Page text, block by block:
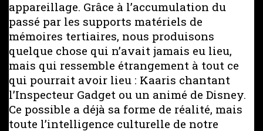
appareillage. Grâce à l’accumulation du
passé par les supports matériels de
mémoires tertiaires, nous produisons
quelque chose qui n’avait jamais eu lieu,
mais qui ressemble étrangement à tout ce
qui pourrait avoir lieu : Kaaris chantant
l’Inspecteur Gadget ou un animé de Disney.
Ce possible a déjà sa forme de réalité, mais
toute l’intelligence culturelle de notre